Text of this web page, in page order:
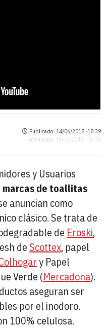
Publicado: 14/06/2018 ·18:39
Actualizado: 14/06/2018 · 18:39
y Usuarios
de toallitas
anuncian como
clásico. Se trata de
de Eroski,
deScottex, papel
y Papel
Verde (Mercadona).
aseguran ser
por el inodoro.
100% celulosa.